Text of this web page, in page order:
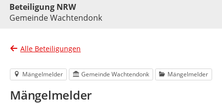
Beteiligung NRW
Gemeinde Wachtendonk
Alle Beteiligungen
Mängelmelder Gemeinde Wachtendonk Mängelmelder
Mängelmelder